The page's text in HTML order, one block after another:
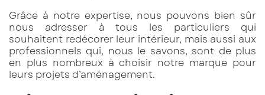
Grâce à notre expertise, nous pouvons bien sûr
nous adresser à tous les particuliers qui
souhaitent redécorer leur intérieur, mais aussi aux
professionnels qui, nous le savons, sont de plus
en plus nombreux à choisir notre marque pour
leurs projets d’aménagement.